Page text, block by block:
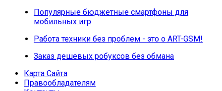
Популярные бюджетные смартфоны для
мобильных игр
Работа техники без проблем - это о ART-GSM!
Заказ дешевых робуксов без обмана
Карта Сайта
Правообладателям